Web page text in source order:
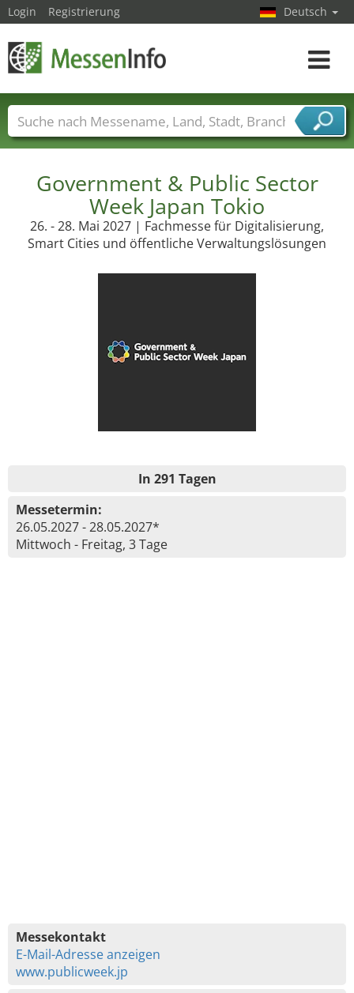
Government & Public Sector
Week Japan Tokio
26. - 28. Mai 2027 | Fachmesse für Digitalisierung,
Smart Cities und öffentliche Verwaltungslösungen
In 291 Tagen
Messetermin:
26.05.2027 - 28.05.2027*
Mittwoch - Freitag, 3 Tage
Messekontakt
E-Mail-Adresse anzeigen
www.publicweek.jp
Login Registrierung Deutsch
Toggle
Messenamen Länder Städte
Branchen